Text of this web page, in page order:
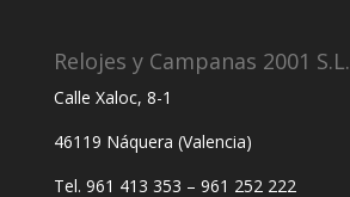
Relojes y Campanas 2001 S.L.
Calle Xaloc, 8-1
46119 Náquera (Valencia)
Tel. 961 413 353 – 961 252 222